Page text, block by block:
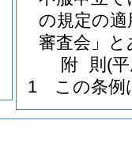
の規定の
審査会」
附 則 (
1
この条例